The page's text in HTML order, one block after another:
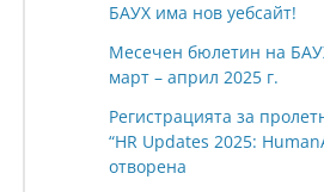
БАУХ има нов уебсайт!
Месечен бюлетин на
март – април 2025 г.
Регистрацията за
“HR Updates 2025:
отворена